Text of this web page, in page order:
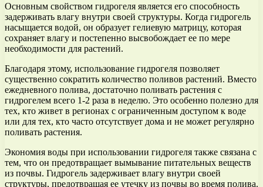
Основным свойством гидрогеля является его способность
задерживать влагу внутри своей структуры. Когда гидрогель
насыщается водой, он образует гелиевую матрицу, которая
сохраняет влагу и постепенно высвобождает ее по мере
необходимости для растений.
Благодаря этому, использование гидрогеля позволяет
существенно сократить количество поливов растений. Вместо
ежедневного полива, достаточно поливать растения с
гидрогелем всего 1-2 раза в неделю. Это особенно полезно для
тех, кто живет в регионах с ограниченным доступом к воде
или для тех, кто часто отсутствует дома и не может регулярно
поливать растения.
Экономия воды при использовании гидрогеля также связана с
тем, что он предотвращает вымывание питательных веществ
из почвы. Гидрогель задерживает влагу внутри своей
структуры, предотвращая ее утечку из почвы во время полива.